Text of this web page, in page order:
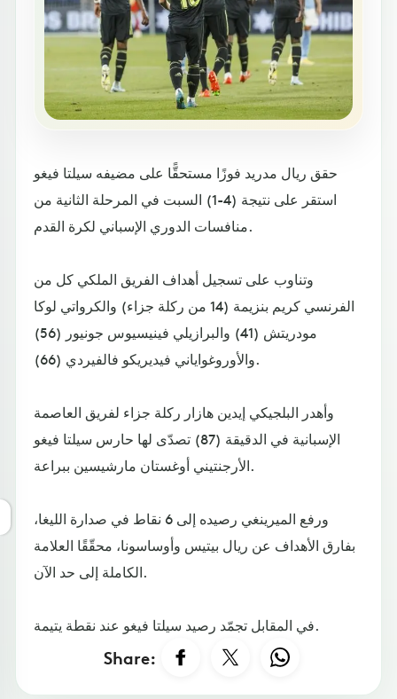
حقق ريال مدريد فوزًا مستحقًّا على مضيفه سيلتا فيغو
استقر على نتيجة (4-1) السبت في المرحلة الثانية من
منافسات الدوري الإسباني لكرة القدم.
وتناوب على تسجيل أهداف الفريق الملكي كل من
الفرنسي كريم بنزيمة (14 من ركلة جزاء) والكرواتي لوكا
مودريتش (41) والبرازيلي فينيسيوس جونيور (56)
والأوروغواياني فيديريكو فالفيردي (66).
وأهدر البلجيكي إيدين هازار ركلة جزاء لفريق العاصمة
الإسبانية في الدقيقة (87) تصدّى لها حارس سيلتا فيغو
الأرجنتيني أوغستان مارشيسين ببراعة.
ورفع الميرينغي رصيده إلى 6 نقاط في صدارة الليغا،
بفارق الأهداف عن ريال بيتيس وأوساسونا، محقّقًا العلامة
الكاملة إلى حد الآن.
في المقابل تجمّد رصيد سيلتا فيغو عند نقطة يتيمة.
Share: